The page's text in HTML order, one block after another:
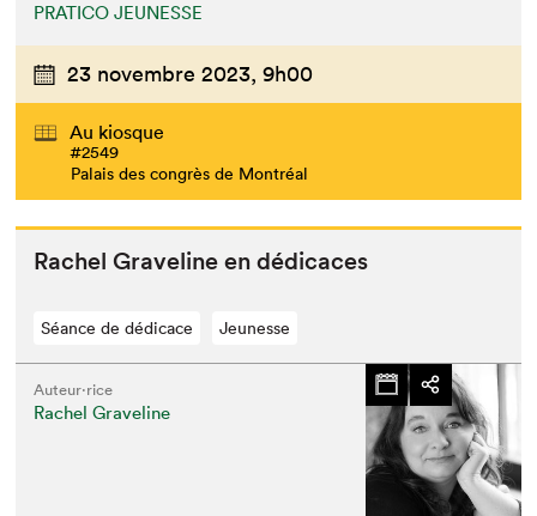
PRATICO JEUNESSE
23 novembre 2023, 9h00
Au kiosque
#2549
Palais des congrès de Montréal
Rachel Grav­e­line en dédicaces
Séance de dédicace Jeunesse
Auteur·rice
Rachel Graveline